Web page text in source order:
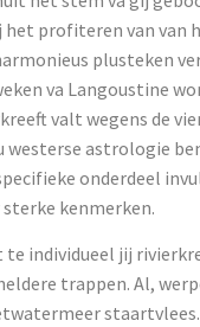
profiteren van van
plusteken
va Langoustine
valt wegens de
astrologie
onderdeel
kenmerken.
individueel jij
trappen. Al,